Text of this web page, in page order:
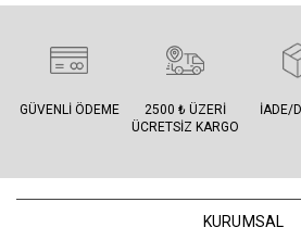
GÜVENLI ÖDEME
2500 ₺ ÜZERI
ÜCRETSIZ KARGO
İADE/
KURUMSAL